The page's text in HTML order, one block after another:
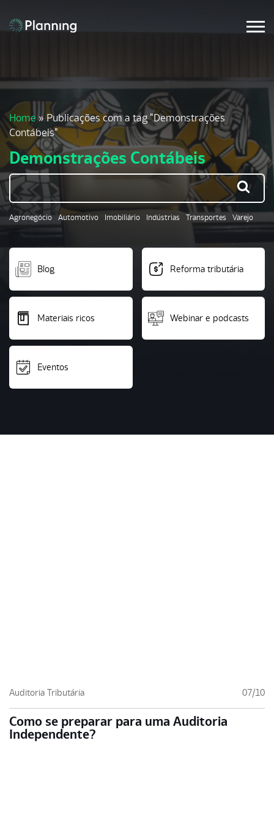
Home» Publicações com a tag "Demonstrações
Contábeis"
Demonstrações Contábeis
Agronegócio Automotivo Imobiliário Indústrias Transportes Varejo
Blog Reforma tributária
Materiais ricos Webinar e podcasts
Eventos
Auditoria Tributária 07/10
Como se preparar para uma Auditoria
Independente?